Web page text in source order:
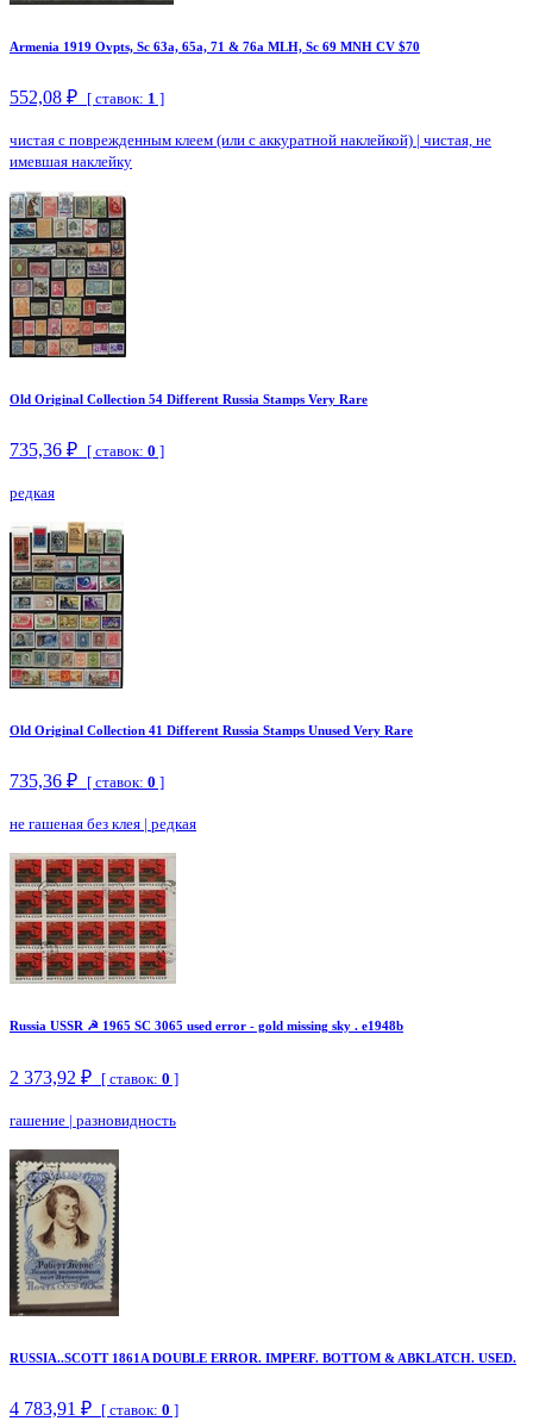
Armenia 1919 Ovpts, Sc 63a, 65a, 71 & 76a MLH, Sc 69 MNH CV $70
552,08 ₽ [ ставок: 1 ]
чистая с поврежденным клеем (или с аккуратной наклейкой) | чистая, не
имевшая наклейку
Old Original Collection 54 Different Russia Stamps Very Rare
735,36 ₽ [ ставок: 0 ]
редкая
Old Original Collection 41 Different Russia Stamps Unused Very Rare
735,36 ₽ [ ставок: 0 ]
не гашеная без клея | редкая
Russia USSR ☭ 1965 SC 3065 used error - gold missing sky . e1948b
2 373,92 ₽ [ ставок: 0 ]
гашение | разновидность
RUSSIA..SCOTT 1861A DOUBLE ERROR. IMPERF. BOTTOM & ABKLATCH. USED.
4 783,91 ₽ [ ставок: 0 ]